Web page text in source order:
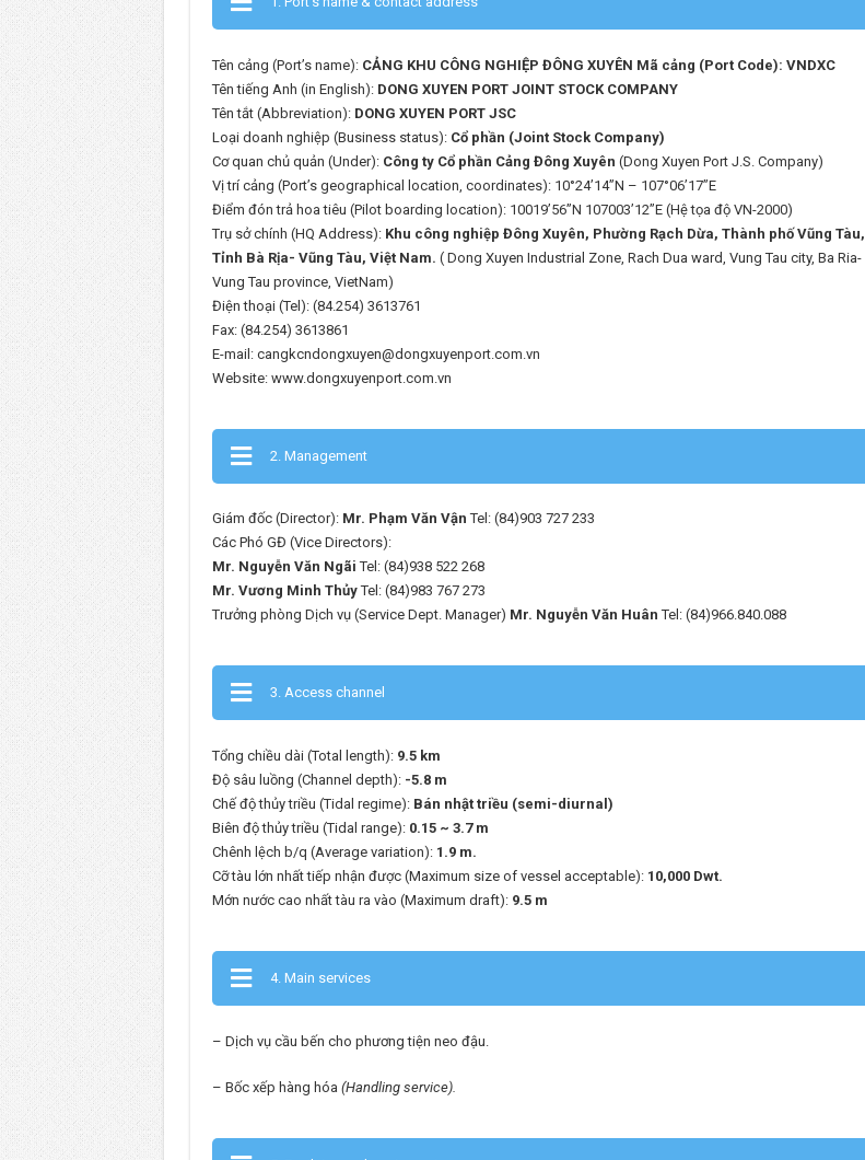
Tên cảng (Port’s name): CẢNG KHU CÔNG NGHIỆP ĐÔNG XUYÊN Mã cảng (Port Code): VNDXC
Tên tiếng Anh (in English): DONG XUYEN PORT JOINT STOCK COMPANY
Tên tắt (Abbreviation): DONG XUYEN PORT JSC
Loại doanh nghiệp (Business status): Cổ phần (Joint Stock Company)
Cơ quan chủ quản (Under): Công ty Cổ phần Cảng Đông Xuyên (Dong Xuyen Port J.S. Company)
Vị trí cảng (Port’s geographical location, coordinates): 10°24’14”N – 107°06’17”E
Điểm đón trả hoa tiêu (Pilot boarding location): 10019’56”N 107003’12’’E (Hệ tọa độ VN-2000)
Trụ sở chính (HQ Address): Khu công nghiệp Đông Xuyên, Phường Rạch Dừa, Thành phố Vũng Tàu,
Tỉnh Bà Rịa- Vũng Tàu, Việt Nam. ( Dong Xuyen Industrial Zone, Rach Dua ward, Vung Tau city, Ba Ria-
Vung Tau province, VietNam)
Điện thoại (Tel): (84.254) 3613761
Fax: (84.254) 3613861
E-mail: cangkcndongxuyen@dongxuyenport.com.vn
Website: www.dongxuyenport.com.vn
2. Management
Giám đốc (Director): Mr. Phạm Văn Vận Tel: (84)903 727 233
Các Phó GĐ (Vice Directors):
Mr. Nguyễn Văn Ngãi Tel: (84)938 522 268
Mr. Vương Minh ThủyTel: (84)983 767 273
Trưởng phòng Dịch vụ (Service Dept. Manager) Mr. Nguyễn Văn Huân Tel: (84)966.840.088
3. Access channel
Tổng chiều dài (Total length): 9.5 km
Độ sâu luồng (Channel depth): -5.8 m
Chế độ thủy triều (Tidal regime): Bán nhật triều (semi-diurnal)
Biên độ thủy triều (Tidal range): 0.15 ~ 3.7 m
Chênh lệch b/q (Average variation): 1.9 m.
Cỡ tàu lớn nhất tiếp nhận được (Maximum size of vessel acceptable): 10,000 Dwt.
Mớn nước cao nhất tàu ra vào (Maximum draft): 9.5 m
4. Main services
– Dịch vụ cầu bến cho phương tiện neo đậu.
– Bốc xếp hàng hóa (Handling service).